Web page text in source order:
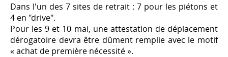
Dans l'un des 7 sites de retrait : 7 pour les piétons et
4 en "drive".
Pour les 9 et 10 mai, une attestation de déplacement
dérogatoire devra être dûment remplie avec le motif
« achat de première nécessité ».